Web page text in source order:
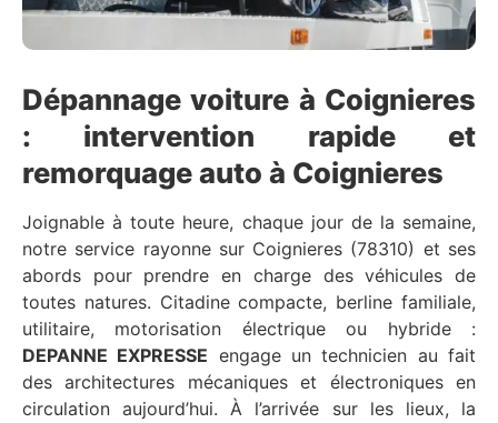
Dépannage voiture à Coignieres
: intervention rapide et
remorquage auto à Coignieres
Joignable à toute heure, chaque jour de la semaine,
notre service rayonne sur Coignieres (78310) et ses
abords pour prendre en charge des véhicules de
toutes natures. Citadine compacte, berline familiale,
utilitaire, motorisation électrique ou hybride :
DEPANNE EXPRESSE engage un technicien au fait
des architectures mécaniques et électroniques en
circulation aujourd’hui. À l’arrivée sur les lieux, la